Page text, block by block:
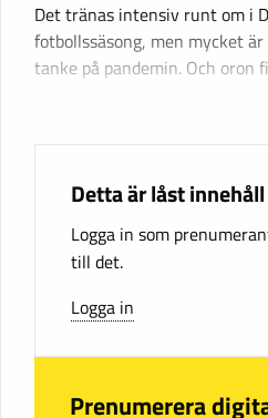
Det tränas intensiv runt om i
fotbollssäsong, men mycket
tanke på pandemin. Och
Detta är låst innehåll
Logga in som
till det.
Logga in
Prenumerera